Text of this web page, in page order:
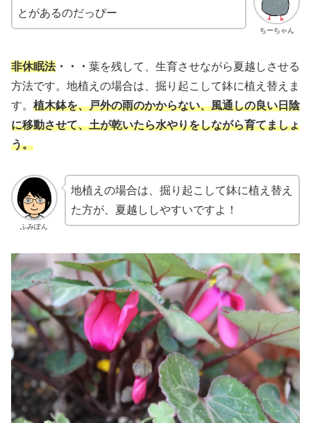
ちーちゃん
とがあるのだっぴー
非休眠法・・・ 葉を残して、生育させながら夏越しさせる
方法です。地植えの場合は、掘り起こして鉢に植え替えま
す。 植木鉢を、戸外の雨のかからない、風通しの良い日陰
に移動させて、土が乾いたら水やりをしながら育てましょ
う。
ふみぽん
地植えの場合は、掘り起こして鉢に植え替え
た方が、夏越ししやすいですよ！